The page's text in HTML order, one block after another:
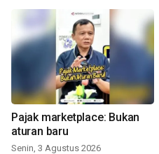
Pajak marketplace: Bukan
aturan baru
Senin, 3 Agustus 2026